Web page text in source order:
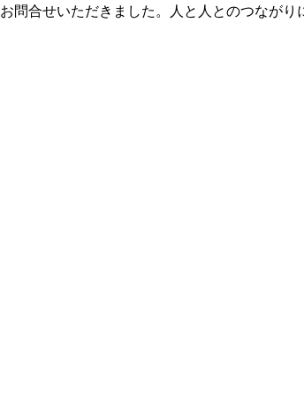
合せいただきました。人と人とのつながり